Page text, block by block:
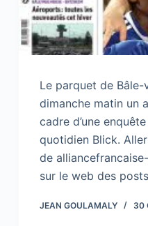
Le parquet de
dimanche matin un
cadre d’une
quotidien Blick.
de
sur le web des
JEAN GOULAMALY 30